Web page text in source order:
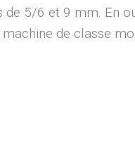
de 5/6 et 9 mm. En
de classe